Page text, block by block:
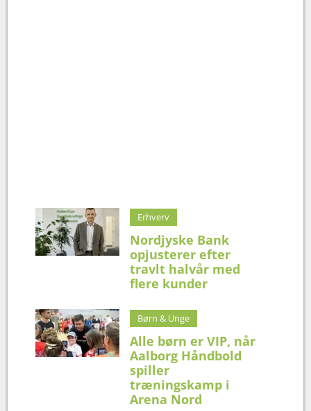
Erhverv
Nordjyske Bank
opjusterer efter
travlt halvår med
flere kunder
Børn & Unge
Alle børn er VIP, når
Aalborg Håndbold
spiller
træningskamp i
Arena Nord